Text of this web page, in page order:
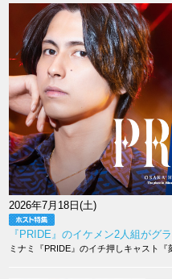
2026年7月18日(土)
『PRIDE』のイケメン2人組がグ
ミナミ『PRIDE』のイチ押しキャスト